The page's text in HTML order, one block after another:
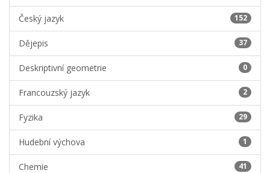
Český jazyk 152
Dějepis 37
Deskriptivní geometrie 0
Francouzský jazyk 2
Fyzika 29
Hudební výchova 1
Chemie 41